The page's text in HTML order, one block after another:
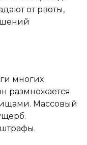
от рвоты,
многих
размножается
Массовый